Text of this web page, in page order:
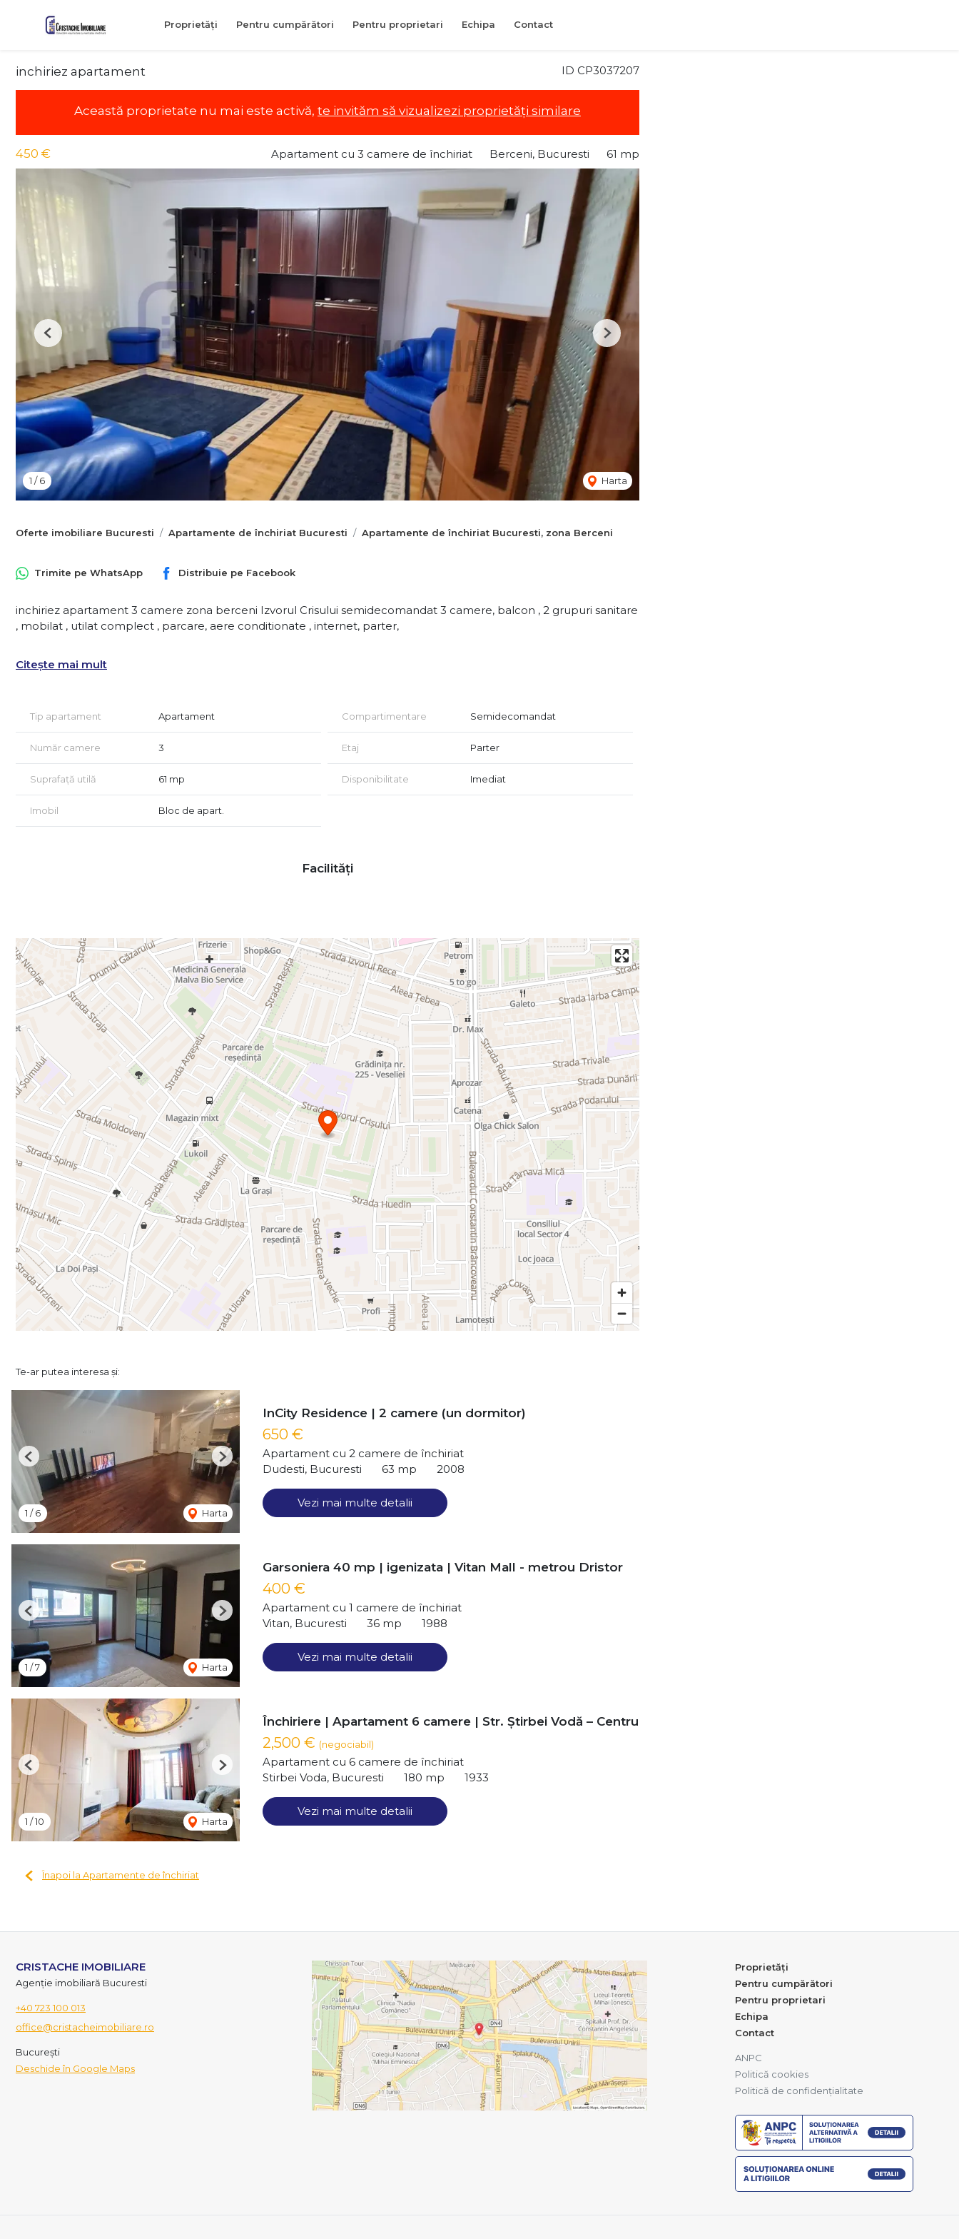
Proprietăți Pentru cumpărători Pentru proprietari Echipa Contact
ID CP3037207
inchiriez apartament
Această proprietate nu mai este activă, te invităm să vizualizezi proprietăți similare
450 € Apartament cu 3 camere de închiriat Berceni, Bucuresti 61 mp
1 /6 Harta
Previous Next
Oferte imobiliare Bucuresti Apartamente de închiriat Bucuresti Apartamente de închiriat Bucuresti, zona Berceni
Trimite pe WhatsApp Distribuie pe Facebook
inchiriez apartament 3 camere zona berceni Izvorul Crisului semidecomandat 3 camere, balcon , 2 grupuri sanitare
, mobilat , utilat complect , parcare, aere conditionate , internet, parter,
Citește mai mult
Tip apartament Apartament Compartimentare Semidecomandat
Număr camere 3 Etaj Parter
Suprafață utilă 61 mp Disponibilitate Imediat
Imobil Bloc de apart.
Facilități
Te-ar putea interesa și:
1 /6 Harta
Previous Next
InCity Residence | 2 camere (un dormitor)
650 €
Apartament cu 2 camere de închiriat
Dudesti, Bucuresti
63 mp 2008
Vezi mai multe detalii
1 /7 Harta
Previous Next
Garsoniera 40 mp | igenizata | Vitan Mall - metrou Dristor
400 €
Apartament cu 1 camere de închiriat
Vitan, Bucuresti
36 mp 1988
Vezi mai multe detalii
1 /10 Harta
Previous Next
Închiriere | Apartament 6 camere | Str. Știrbei Vodă – Centru
2,500 € (negociabil)
Apartament cu 6 camere de închiriat
Stirbei Voda, Bucuresti
180 mp 1933
Vezi mai multe detalii
Înapoi la Apartamente de închiriat
CRISTACHE IMOBILIARE
Agenție imobiliară Bucuresti
+40 723 100 013
office@cristacheimobiliare.ro
București
Deschide în Google Maps
Proprietăți
Pentru cumpărători
Pentru proprietari
Echipa
Contact
ANPC
Politică cookies
Politică de confidențialitate